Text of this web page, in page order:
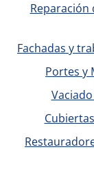
Reparación
Fachadas y
Portes y